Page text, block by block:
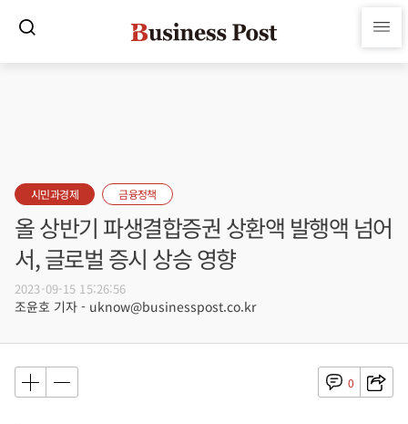
시민과경제 금융정책
올 상반기 파생결합증권 상환액 발행액 넘어
서, 글로벌 증시 상승 영향
2023-09-15 15:26:56
조윤호 기자 - uknow@businesspost.co.kr
0